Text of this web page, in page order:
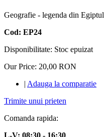
Geografie - legenda din
Cod: EP24
Disponibilitate: Stoc epuizat
Our Price: 20,00 RON
| Adauga la comparatie
Trimite unui prieten
Comanda rapida:
L-V: 08:30 - 16:30